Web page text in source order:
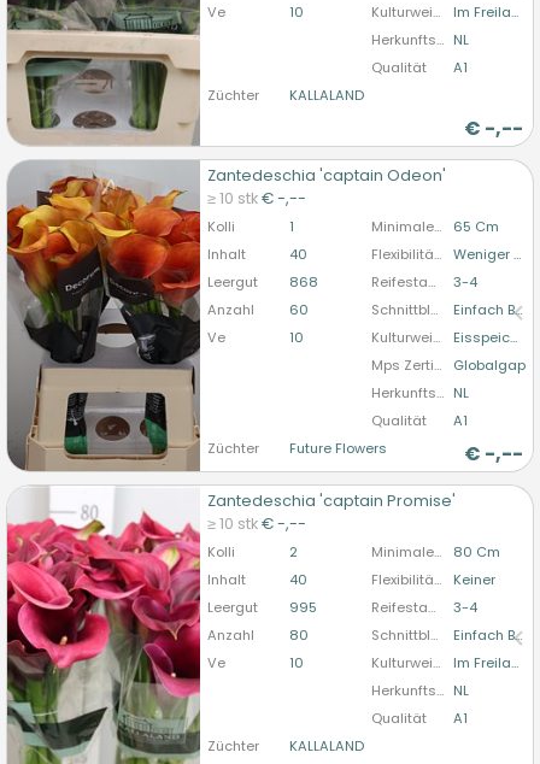
Ve
10 Kulturweise
Im Freiland
Herkunftsland NL
Qualität
A1
Züchter
KALLALAND
€ -,--
Zantedeschia 'captain Odeon'
≥ 10 stk€ -,--
Kolli 1 Minimale Stiellänge
65 Cm
Inhalt
40 Flexibilität Blütenstandstiel
Weniger Dann 90 Grad
Leergut
868 Reifestadium
3-4
Anzahl
60 Schnittblumenform
Einfach Blühend
Ve
10 Kulturweise
Eisspeicher
Mps Zertifizierung
Globalgap
Herkunftsland NL
Qualität
A1
Züchter
Future Flowers € -,--
Zantedeschia 'captain Odeon'
U moet ingelogd zijn om te kunnen kopen.
Hier
bitte anmelden
Zantedeschia 'captain Promise'
≥ 10 stk€ -,--
Kolli 2 Minimale Stiellänge
80 Cm
Inhalt
40 Flexibilität Blütenstandstiel
Keiner
Leergut
995 Reifestadium
3-4
Anzahl
80 Schnittblumenform
Einfach Blühend
Ve
10 Kulturweise
Im Freiland
Herkunftsland NL
Qualität
A1
Züchter
KALLALAND
Zantedeschia 'captain Promise'
U moet ingelogd zijn om te kunnen kopen.
Hier
bitte anmelden